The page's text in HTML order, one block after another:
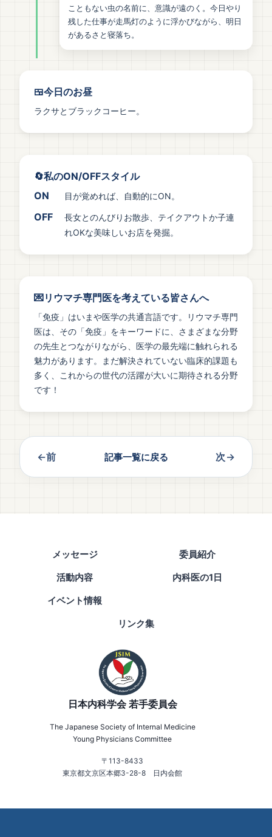
こともない虫の名前に、意識が遠のく。今日やり
残した仕事が走馬灯のように浮かびながら、明日
があるさと寝落ち。
🍱今日のお昼
ラクサとブラックコーヒー。
🔄私のON/OFFスタイル
ON
目が覚めれば、自動的にON。
OFF
長女とのんびりお散歩、テイクアウトか子連
れOKな美味しいお店を発掘。
💌リウマチ専門医を考えている皆さんへ
「免疫」はいまや医学の共通言語です。リウマチ専門
医は、その「免疫」をキーワードに、さまざまな分野
の先生とつながりながら、医学の最先端に触れられる
魅力があります。まだ解決されていない臨床的課題も
多く、これからの世代の活躍が大いに期待される分野
です！
←前 記事一覧に戻る 次→
日本内科学会 若手委員会
The Japanese Society of Internal Medicine
Young Physicians Committee
〒113-8433
東京都文京区本郷3-28-8 日内会館
メッセージ
委員紹介
活動内容
内科医の1日
イベント情報
リンク集